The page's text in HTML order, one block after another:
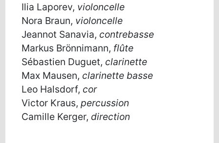
Ilia Laporev, violoncelle
Nora Braun, violoncelle
Jeannot Sanavia, contrebasse
Markus Brönnimann, flûte
Sébastien Duguet, clarinette
Max Mausen, clarinette basse
Leo Halsdorf, cor
Victor Kraus,percussion
Camille Kerger, direction